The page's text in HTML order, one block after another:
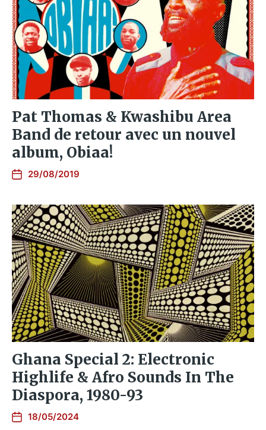
Pat Thomas & Kwashibu Area
Band de retour avec un nouvel
album, Obiaa!
29/08/2019
Ghana Special 2: Electronic
Highlife & Afro Sounds In The
Diaspora, 1980​-​93
18/05/2024